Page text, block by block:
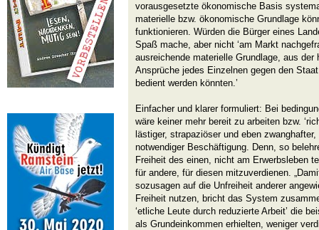
vorausgesetzte ökonomische Basis
materielle bzw. ökonomische Grundlage
funktionieren. Würden die Bürger eines
Spaß mache, aber nicht ‘am Markt
ausreichende materielle Grundlage, aus der
Ansprüche jedes Einzelnen gegen den
bedient werden könnten.’
Einfacher und klarer formuliert: Bei
wäre keiner mehr bereit zu arbeiten bzw.
lästiger, strapaziöser und eben
notwendiger Beschäftigung. Denn, so
Freiheit des einen, nicht am Erwerbsleben
für andere, für diesen mitzuverdienen.
sozusagen auf die Unfreiheit anderer
Freiheit nutzen, bricht das System
‘etliche Leute durch reduzierte Arbeit’ die
als Grundeinkommen erhielten, weniger